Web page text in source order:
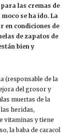
las cremas de
se ha ido. La
en condiciones de
de zapatos de
bien y
(responsable de la
del grosor y
muertas de la
heridas,
vitaminas y tiene
la baba de caracol